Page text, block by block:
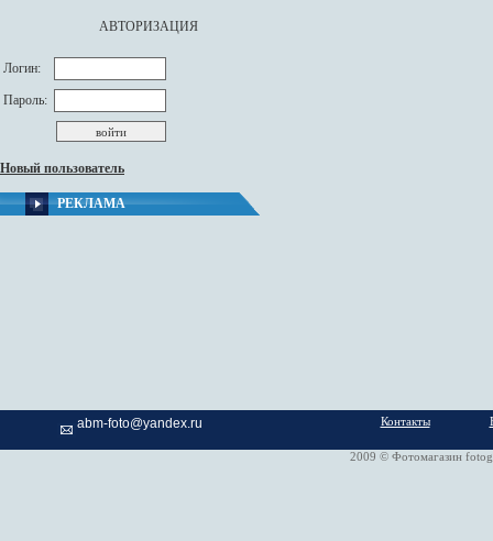
АВТОРИЗАЦИЯ
Логин:
Пароль:
Новый пользователь
РЕКЛАМА
abm-foto@yandex.ru Контакты
2009 © Фотомагазин